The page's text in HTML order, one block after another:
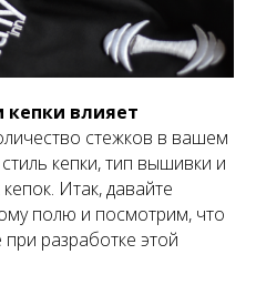
влияет
стежков в вашем
кепки, тип вышивки и
Итак, давайте
полю и посмотрим, что
разработке этой